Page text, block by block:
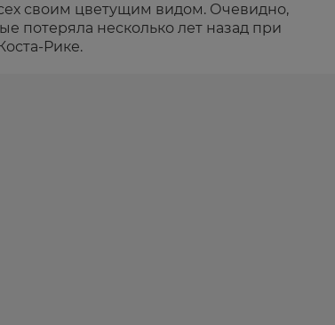
своим цветущим видом. Очевидно,
потеряла несколько лет назад при
Рике.